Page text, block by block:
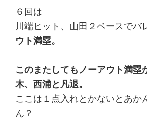
６回は
川端ヒット、山田２ベースでバ
ウト満塁。
このまたしてもノーアウト満塁
木、西浦と凡退。
ここは１点入れとかないとあか
ん？